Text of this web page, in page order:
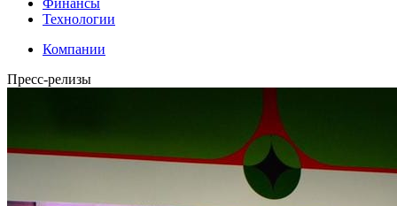
Технологии
Компании
Пресс-релизы